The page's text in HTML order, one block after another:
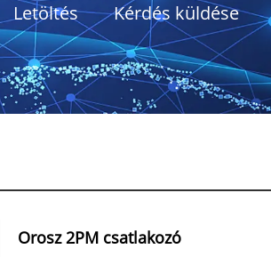
Letöltés Kérdés küldése
Orosz 2PM csatlakozó